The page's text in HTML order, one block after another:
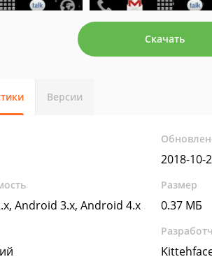
Скачать
Версии
2018-10-
Android 3.x, Android 4.x
Размер
0.37 МБ